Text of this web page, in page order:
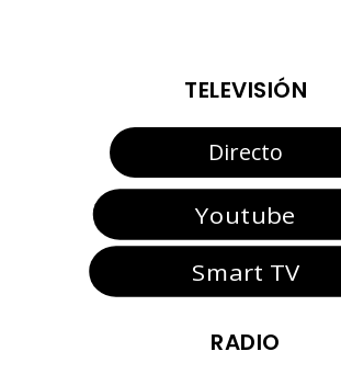
TELEVISIÓN
Directo
Youtube
Smart TV
RADIO